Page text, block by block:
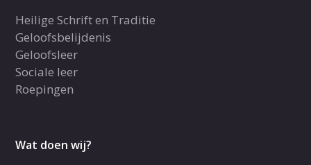
Heilige Schrift en Traditie
Geloofsbelijdenis
Geloofsleer
Sociale leer
Roepingen
Wat doen wij?